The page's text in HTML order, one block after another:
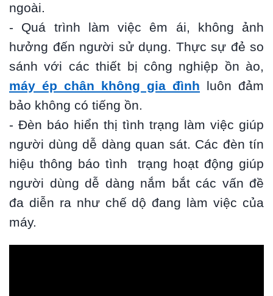
ngoài.
- Quá trình làm việc êm ái, không ảnh
hưởng đến người sử dụng. Thực sự đẻ so
sánh với các thiết bị công nghiệp ồn ào,
máy ép chân không gia đình luôn đảm
bảo không có tiếng ồn.
- Đèn báo hiển thị tình trạng làm việc giúp
người dùng dễ dàng quan sát. Các đèn tín
hiệu thông báo tình trạng hoạt động giúp
người dùng dễ dàng nắm bắt các vấn đề
đa diễn ra như chế dộ đang làm việc của
máy.